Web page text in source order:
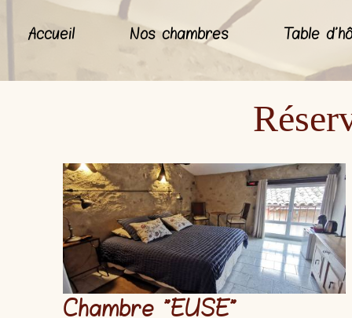
Accueil Nos chambres Table
Chambre "EUSE"